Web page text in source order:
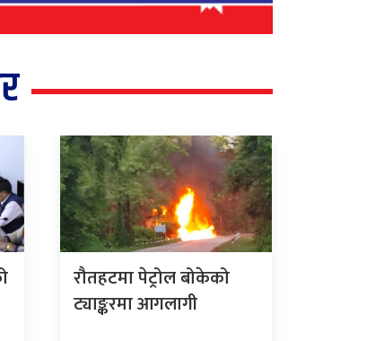
रौतहटमा पेट्रोल बोकेको
ट्याङ्करमा आगलागी